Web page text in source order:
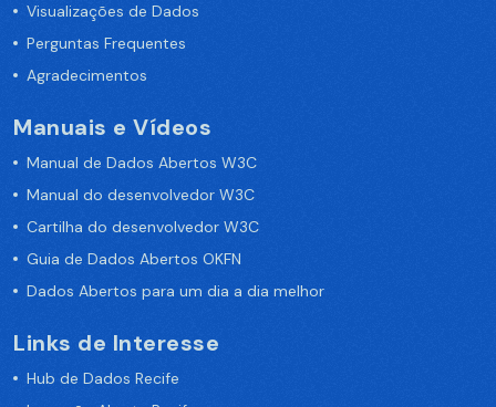
Visualizações de Dados
Perguntas Frequentes
Agradecimentos
Manuais e Vídeos
Manual de Dados Abertos W3C
Manual do desenvolvedor W3C
Cartilha do desenvolvedor W3C
Guia de Dados Abertos OKFN
Dados Abertos para um dia a dia melhor
Links de Interesse
Hub de Dados Recife